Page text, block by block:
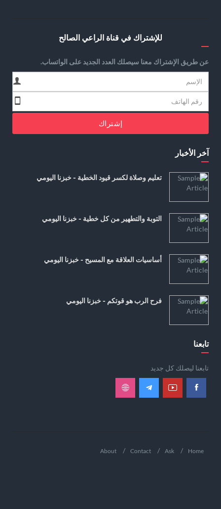
للإشتراك في قناة الراعي الصالح
عن طريق الإشتراك معنا سيصلك العدد الجديد على الواتساب.
إشتراك
آخر الأخبار
تعليم وصلاة لكسر قيود الخطية - خبزنا اليومي
التوبة والتطهير من كل خطية - خبزنا اليومي
أساسيات العلاقة مع المسيح - خبزنا اليومي
فرح الرب هو قوتكم - خبزنا اليومي
تابعنا
تابعنا ليصلك كل جديد
Home
Ask
Contact
About